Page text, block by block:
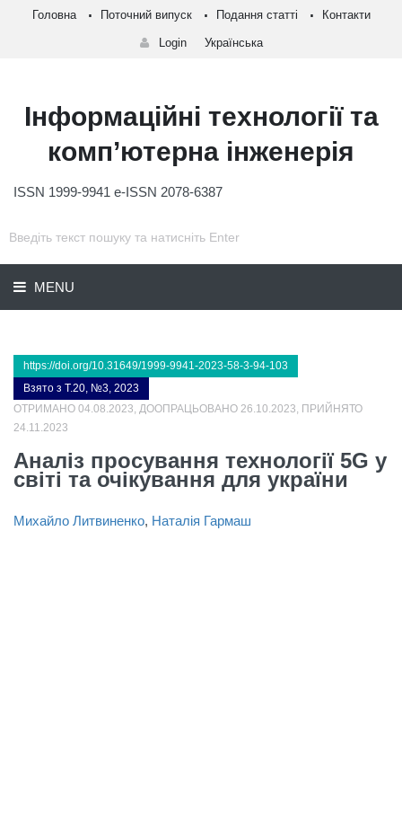
Головна Поточний випуск Подання статті Контакти
Login Українська
Інформаційні технології та
комп’ютерна інженерія
ISSN 1999-9941 e-ISSN 2078-6387
MENU
https://doi.org/10.31649/1999-9941-2023-58-3-94-103
Взято з Т.20, №3, 2023
ОТРИМАНО 04.08.2023, ДООПРАЦЬОВАНО 26.10.2023, ПРИЙНЯТО
24.11.2023
Аналіз просування технології 5G у
світі та очікування для україни
Михайло Литвиненко, Наталія Гармаш